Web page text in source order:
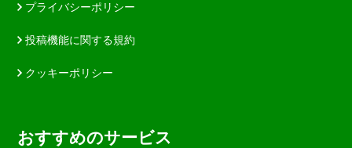
プライバシーポリシー
投稿機能に関する規約
クッキーポリシー
おすすめのサービス